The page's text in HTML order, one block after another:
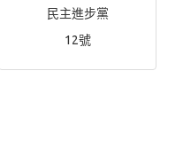
民主進步黨
12號